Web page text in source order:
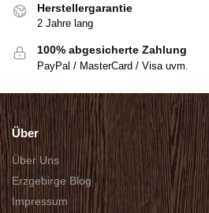
Herstellergarantie
2 Jahre lang
100% abgesicherte Zahlung
PayPal / MasterCard / Visa uvm.
Über
Über Uns
Erzgebirge Blog
Impressum